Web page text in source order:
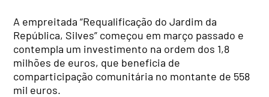
A empreitada “Requalificação do Jardim da
República, Silves” começou em março passado e
contempla um investimento na ordem dos 1,8
milhões de euros, que beneficia de
comparticipação comunitária no montante de 558
mil euros.